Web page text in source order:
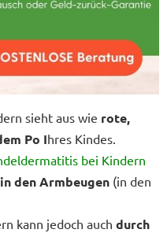
sieht aus wie rote,
Po Ihres Kindes.
bei Kindern
den Armbeugen (in den
kann jedoch auch durch